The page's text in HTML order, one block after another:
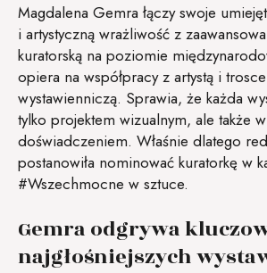
Magdalena Gemra łączy swoje
i artystyczną wrażliwość z
kuratorską na poziomie
opiera na współpracy z artystą i
wystawienniczą. Sprawia, że każda
tylko projektem wizualnym, ale także
doświadczeniem. Właśnie dlatego
postanowiła nominować kuratorkę w
#Wszechmocne w sztuce.
Gemra odgrywa
najgłośniejszych